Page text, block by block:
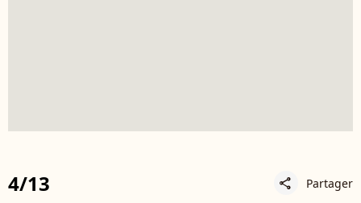
4/13 share Partager